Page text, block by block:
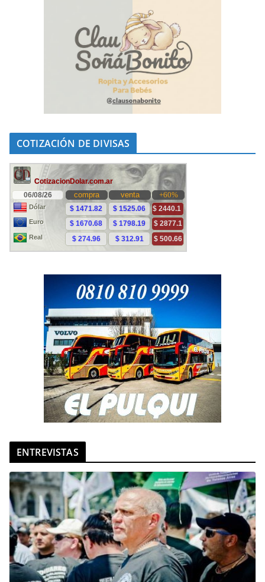
COTIZACIÓN DE DIVISAS
ENTREVISTAS